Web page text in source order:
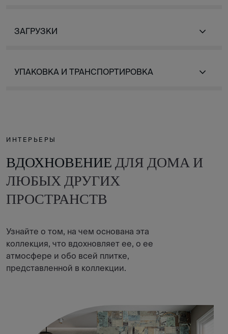
ЗАГРУЗКИ
УПАКОВКА И ТРАНСПОРТИРОВКА
ИНТЕРЬЕРЫ
ВДОХНОВЕНИЕ ДЛЯ ДОМА И
ЛЮБЫХ ДРУГИХ
ПРОСТРАНСТВ
Узнайте о том, на чем основана эта
коллекция, что вдохновляет ее, о ее
атмосфере и обо всей плитке,
представленной в коллекции.